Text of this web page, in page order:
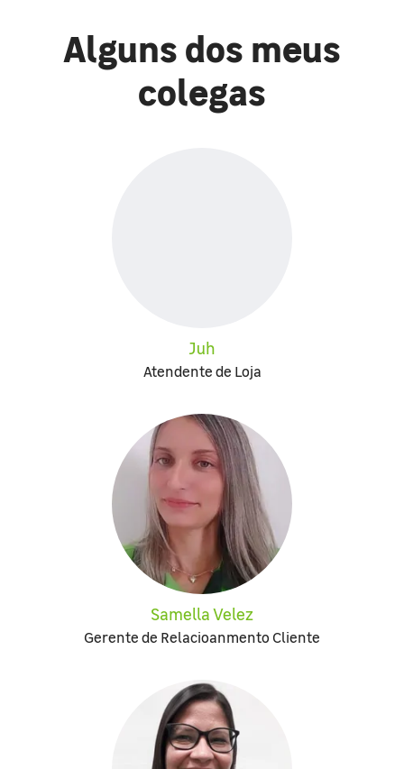
Alguns dos meus
colegas
Juh
Atendente de Loja
Samella Velez
Gerente de Relacioanmento Cliente